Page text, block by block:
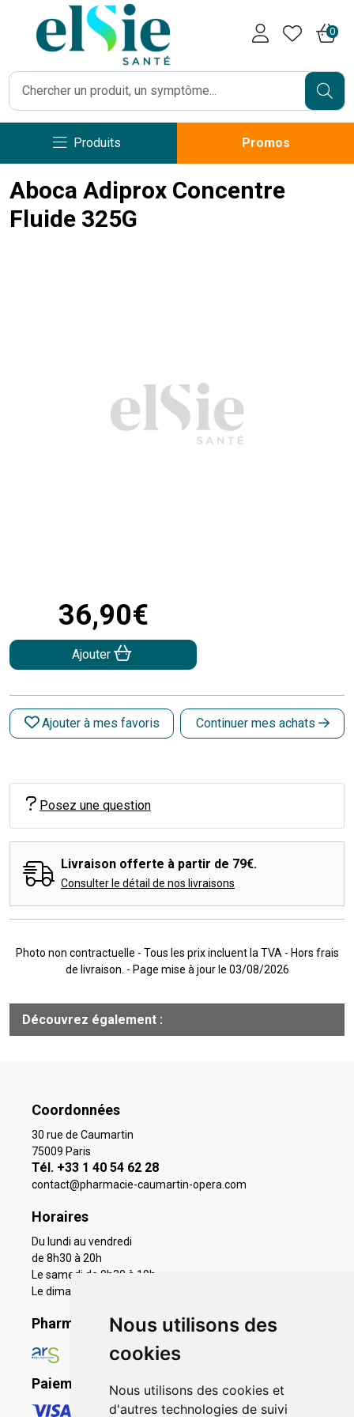
Nous utilisons des
cookies
Nous utilisons des cookies et
d'autres technologies de suivi
0
Produits Promos
Aboca Adiprox Concentre
Fluide 325G
36,90€
Ajouter
Ajouter à mes favoris Continuer mes achats
Posez une question
Livraison offerte à partir de 79€.
Consulter le détail de nos livraisons
Photo non contractuelle - Tous les prix incluent la TVA - Hors frais
de livraison. - Page mise à jour le 03/08/2026
Découvrez également :
Coordonnées
30 rue de Caumartin
75009 Paris
Tél. +33 1 40 54 62 28
contact@pharmacie-caumartin-opera.com
Horaires
Du lundi au vendredi
de 8h30 à 20h
Le samedi de 9h30 à 19h
Le dimanche 11h à 19h
Pharmacie en ligne agréée
Paiement sécurisé